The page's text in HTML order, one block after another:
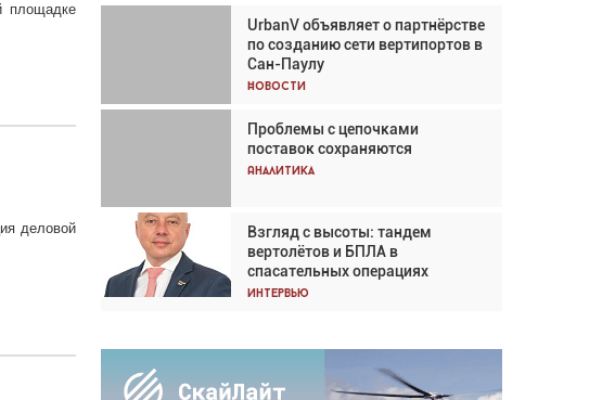
площадке
деловой
UrbanV объявляет о партнёрстве
по созданию сети вертипортов в
Сан-Паулу
Новости
Проблемы с цепочками
поставок сохраняются
Аналитика
Взгляд с высоты: тандем
вертолётов и БПЛА в
спасательных операциях
Интервью
Авиационный фотограф Дэйв
Кох: «Фотография говорит сама
за себя... а ИИ всё портит»
Новости
Впервые с 2024 года
глобальный трафик снижается
три недели подряд
Частный самолёт – это актив.
Подходите к покупке
соответствующим образом
Интервью